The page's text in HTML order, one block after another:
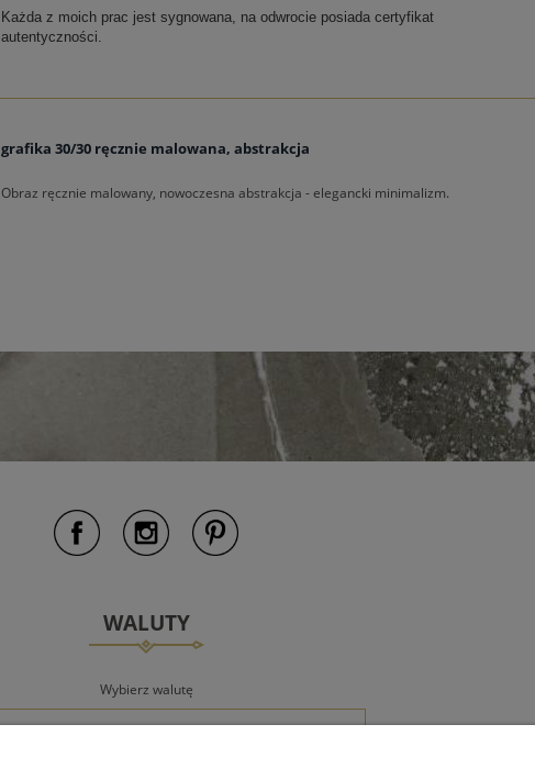
Każda z moich prac jest sygnowana, na odwrocie posiada certyfikat
autentyczności.
grafika 30/30 ręcznie malowana, abstrakcja
Obraz ręcznie malowany, nowoczesna abstrakcja - elegancki minimalizm.
WALUTY
Wybierz walutę